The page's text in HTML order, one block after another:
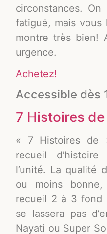
circonstances.
fatigué, mais vous
montre très bien!
urgence.
Achetez!
Accessible dès
7 Histoires
« 7 Histoires de
recueil
l’unité. La qualité
ou moins
recueil 2 à 3 fond
se lassera pas
Nayati ou Super